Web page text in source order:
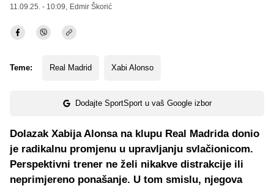
11.09.25. - 10:09, Edmir Škorić
Teme: Real Madrid Xabi Alonso
Dodajte SportSport u vaš Google izbor
Dolazak Xabija Alonsa na klupu Real Madrida donio
je radikalnu promjenu u upravljanju svlačionicom.
Perspektivni trener ne želi nikakve distrakcije ili
neprimjereno ponašanje. U tom smislu, njegova